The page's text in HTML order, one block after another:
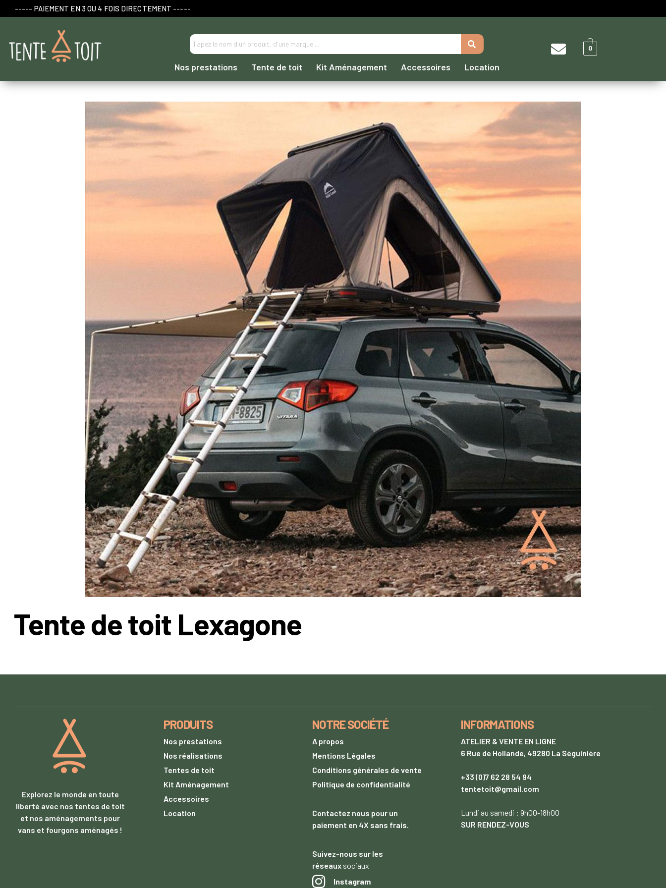
----- PAIEMENT EN 3 OU 4 FOIS DIRECTEMENT -----
Nos prestations Tente de toit Kit Aménagement Accessoires Location
0
Tente de toit Lexagone
Explorez le monde en toute
liberté avec nos tentes de toit
et nos aménagements pour
vans et fourgons aménagés !
PRODUITS
Nos prestations
Nos réalisations
Tentes de toit
Kit Aménagement
Accessoires
Location
NOTRE SOCIÉTÉ
A propos
Mentions Légales
Conditions générales de vente
Politique de confidentialité
Contactez nous pour un
paiement en 4X sans frais.
Suivez-nous sur les
réseaux sociaux
Instagram
INFORMATIONS
ATELIER & VENTE EN LIGNE
6 Rue de Hollande, 49280 La Séguinière
+33 (0)7 62 28 54 94
tentetoit@gmail.com
Lundi au samedi : 9h00-18h00
SUR RENDEZ-VOUS